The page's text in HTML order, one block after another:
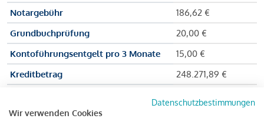
Notargebühr
186,62 €
Grundbuchprüfung
20,00 €
Kontoführungsentgelt pro 3 Monate
15,00 €
Kreditbetrag
248.271,89 €
Zu zahlender Gesamtbetrag
Datenschutzbestimmungen
Wir verwenden Cookies